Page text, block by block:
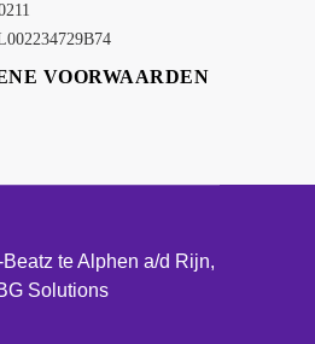
VOORWAARDEN
te Alphen a/d Rijn,
Solutions